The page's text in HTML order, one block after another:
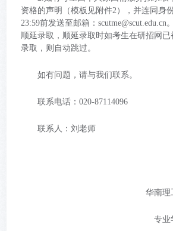
资格的声明（模板见附件2），并连同身
23:59前发送至邮箱：
顺延录取，顺延录取时如考生在研招网
录取，则自动跳过。
如有问题，请与我们联系。
联系电话：020-87114096
联系人：刘老师
华南理
专业